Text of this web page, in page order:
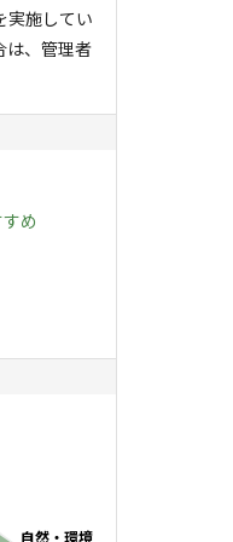
実施してい
は、管理者
め
自然・環境